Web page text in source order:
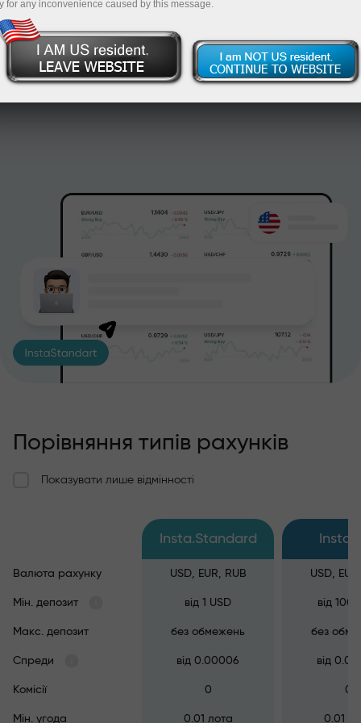
Відкрити рахунок
Порівняння типів рахунків
Показувати лише відмінності
Валюта рахунку
Мін. депозит
Макс. депозит
Спреди
Комісії
Мін. угода
Insta.Standard
USD, EUR, RUB
від 1 USD
без обмежень
від 0.00006
0
0.01 лота
USD,
від 100
без
від
0
0.01
for any inconvenience caused by this message.